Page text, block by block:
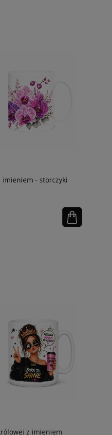
imieniem - storczyki
z imieniem